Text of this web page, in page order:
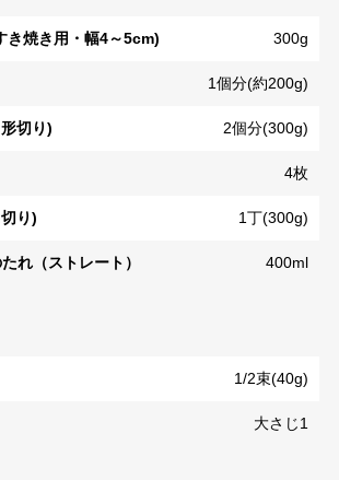
き焼き用・幅4～5cm) 300g
1個分(約200g)
切り) 2個分(300g)
4枚
り) 1丁(300g)
れ（ストレート） 400ml
1/2束(40g)
大さじ1